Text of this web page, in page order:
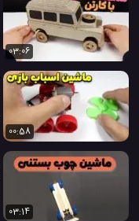
03:06
00:58
03:14